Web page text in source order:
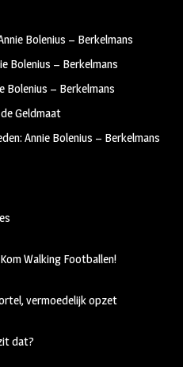
Bolenius – Berkelmans
Bolenius – Berkelmans
Bolenius – Berkelmans
Geldmaat
Annie Bolenius – Berkelmans
Walking Footballen!
vermoedelijk opzet
dat?